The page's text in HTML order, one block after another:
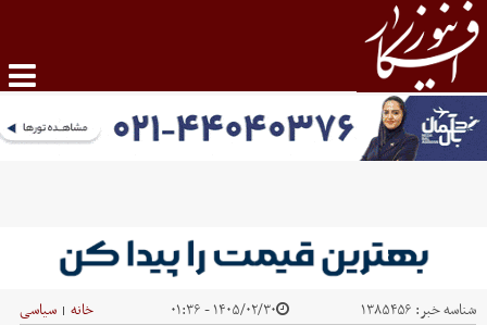
شناسه خبر: ۱۳۸۵۴۵۶ ۱۴۰۵/۰۲/۳۰ - ۰۱:۳۶ خانه | سیاسی